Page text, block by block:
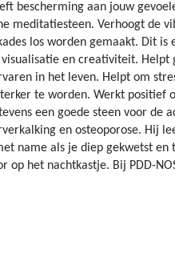
bescherming aan jouw
meditatiesteen. Verhoogt de
los worden gemaakt. Dit is
en creativiteit. Helpt
in het leven. Helpt om
te worden. Werkt positief
een goede steen voor de
en osteoporose. Hij
name als je diep gekwetst en
op het nachtkastje. Bij PDD-